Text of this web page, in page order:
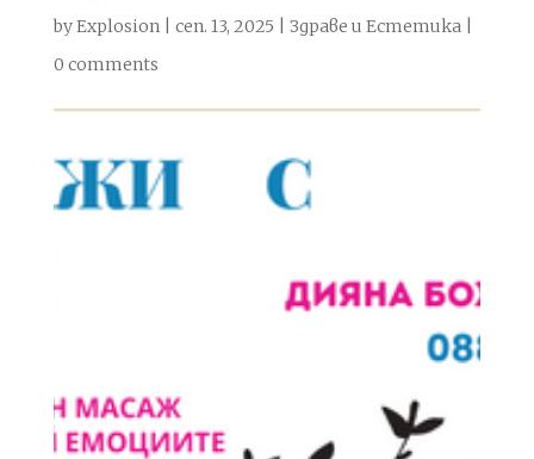
byExplosion| сеп. 13, 2025 Здраве и Естетика|
0 comments